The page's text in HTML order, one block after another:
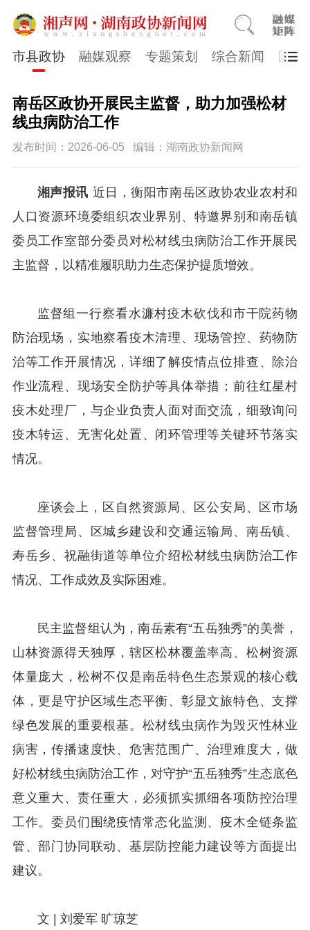
市县政协 融媒观察 专题策划 综合新闻 国医
南岳区政协开展民主监督，助力加强松材
线虫病防治工作
发布时间：2026-06-05 编辑：湖南政协新闻网
湘声报讯 近日，衡阳市南岳区政协农业农村和
人口资源环境委组织农业界别、特邀界别和南岳镇
委员工作室部分委员对松材线虫病防治工作开展民
主监督，以精准履职助力生态保护提质增效。
监督组一行察看水濂村疫木砍伐和市干院药物
防治现场，实地察看疫木清理、现场管控、药物防
治等工作开展情况，详细了解疫情点位排查、除治
作业流程、现场安全防护等具体举措；前往红星村
疫木处理厂，与企业负责人面对面交流，细致询问
疫木转运、无害化处置、闭环管理等关键环节落实
情况。
座谈会上，区自然资源局、区公安局、区市场
监督管理局、区城乡建设和交通运输局、南岳镇、
寿岳乡、祝融街道等单位介绍松材线虫病防治工作
情况、工作成效及实际困难。
民主监督组认为，南岳素有“五岳独秀”的美誉，
山林资源得天独厚，辖区松林覆盖率高、松树资源
体量庞大，松树不仅是南岳特色生态景观的核心载
体，更是守护区域生态平衡、彰显文旅特色、支撑
绿色发展的重要根基。松材线虫病作为毁灭性林业
病害，传播速度快、危害范围广、治理难度大，做
好松材线虫病防治工作，对守护“五岳独秀”生态底色
意义重大、责任重大，必须抓实抓细各项防控治理
工作。委员们围绕疫情常态化监测、疫木全链条监
管、部门协同联动、基层防控能力建设等方面提出
建议。
文 | 刘爱军 旷琼芝